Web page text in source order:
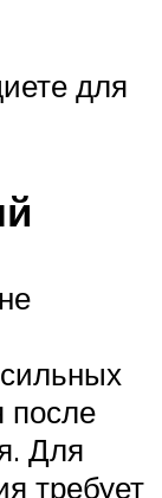
для
после
Для
требует